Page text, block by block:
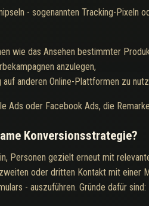
- sogenannten Tracking-Pixeln
wie das Ansehen bestimmter
anzulegen,
anderen Online-Plattformen zu
Ads oder Facebook Ads, die
Konversionsstrategie?
Personen gezielt erneut mit
oder dritten Kontakt mit einer
- auszuführen. Gründe dafür sind: